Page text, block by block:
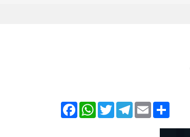
Facebook
WhatsAppTwitterTelegramEmailShare